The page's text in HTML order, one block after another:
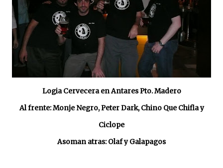
Logia Cervecera en Antares Pto. Madero
Al frente: Monje Negro, Peter Dark, Chino Que Chifla y
Ciclope
Asoman atras: Olaf y Galapagos